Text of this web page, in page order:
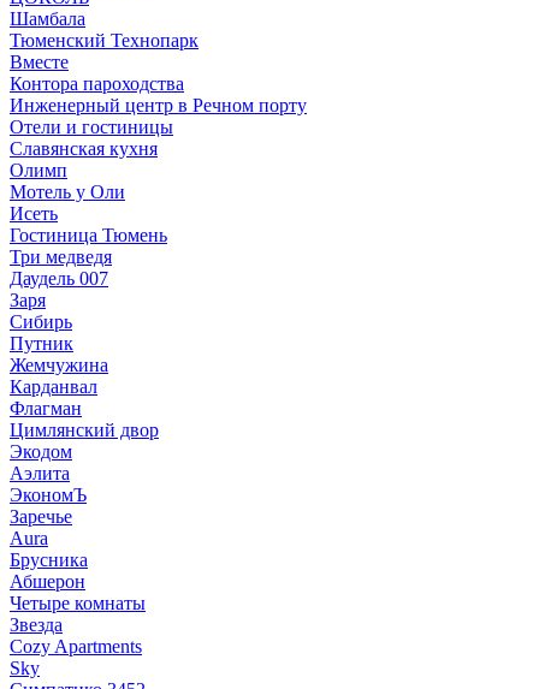
Шамбала
Тюменский Технопарк
Вместе
Контора пароходства
Инженерный центр в Речном порту
Отели и гостиницы
Славянская кухня
Олимп
Мотель у Оли
Исеть
Гостиница Тюмень
Три медведя
Даудель 007
Заря
Сибирь
Путник
Жемчужина
Карданвал
Флагман
Цимлянский двор
Экодом
Аэлита
ЭкономЪ
Заречье
Aura
Брусника
Абшерон
Четыре комнаты
Звезда
Cozy Apartments
Sky